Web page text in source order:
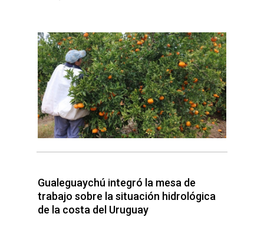
Gualeguaychú integró la mesa de
trabajo sobre la situación hidrológica
de la costa del Uruguay